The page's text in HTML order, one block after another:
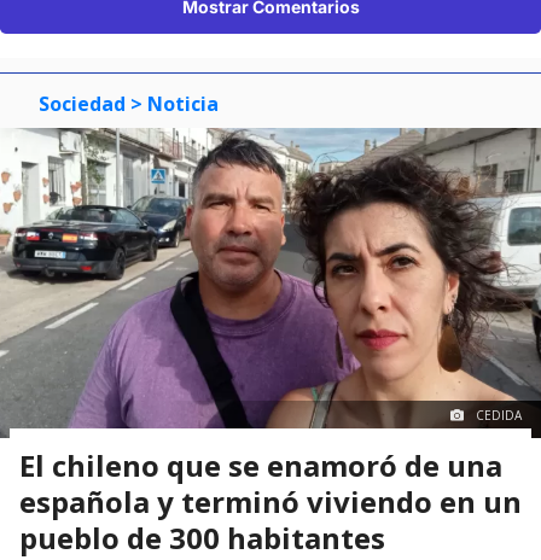
Mostrar Comentarios
Sociedad > Noticia
CEDIDA
El chileno que se enamoró de una
española y terminó viviendo en un
pueblo de 300 habitantes